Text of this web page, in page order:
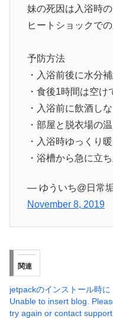
妹の死因は入浴時の
ヒートショックで
予防方法
・入浴前後に水分
・食後1時間は空け
・入浴前に飲酒し
・部屋と脱衣場の
・入浴時ゆっくり
・浴槽から急に立
— ゆういち@日常
November 8, 2019
関連
jetpackのインストール時に
Unable to insert blog.
try again or contact support.